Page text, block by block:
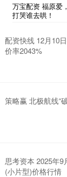
万宝配资 福原爱
打哭谁去哄！
配资快线 12月10
价率2043%
策略赢 北极航线“
思考资本 2025年
(小片型)价格行情